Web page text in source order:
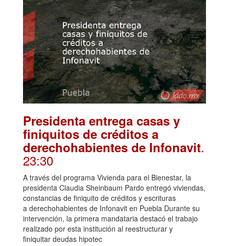
Presidenta entrega casas y
finiquitos de créditos a
derechohabientes de Infonavit.
23:30
A través del programa Vivienda para el Bienestar, la
presidenta Claudia Sheinbaum Pardo entregó viviendas,
constancias de finiquito de créditos y escrituras
a derechohabientes de Infonavit en Puebla Durante su
intervención, la primera mandataria destacó el trabajo
realizado por esta institución al reestructurar y
finiquitar deudas hipotec